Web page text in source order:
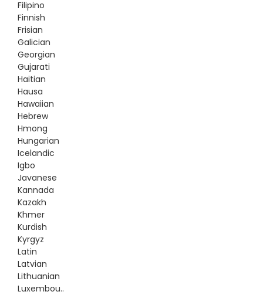
Filipino
Finnish
Frisian
Galician
Georgian
Gujarati
Haitian
Hausa
Hawaiian
Hebrew
Hmong
Hungarian
Icelandic
Igbo
Javanese
Kannada
Kazakh
Khmer
Kurdish
Kyrgyz
Latin
Latvian
Lithuanian
Luxembou..